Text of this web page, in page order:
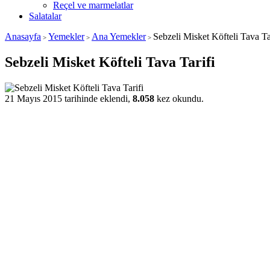
Reçel ve marmelatlar
Salatalar
Anasayfa > Yemekler> Ana Yemekler> Sebzeli Misket Köfteli Tava
Sebzeli Misket Köfteli Tava Tarifi
21 Mayıs 2015 tarihinde eklendi, 8.058 kez okundu.